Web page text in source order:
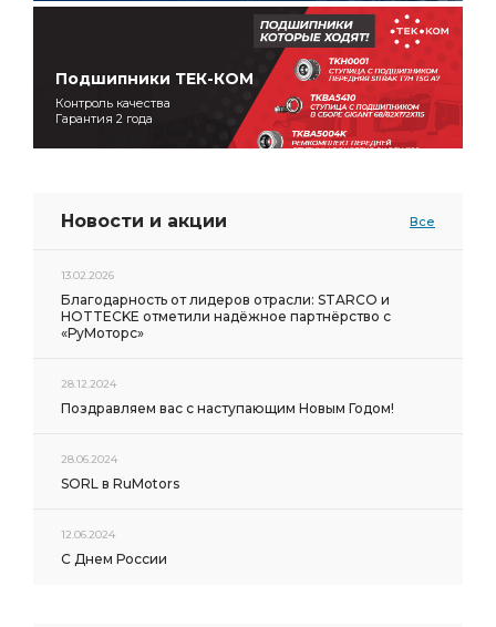
Подшипники ТЕК-КОМ
Контроль качества
Гарантия 2 года
Новости и акции Все
13.02.2026
Благодарность от лидеров отрасли: STARCO и
HOTTECKE отметили надёжное партнёрство с
«РуМоторс»
28.12.2024
Поздравляем вас с наступающим Новым Годом!
28.06.2024
SORL в RuMotors
12.06.2024
С Днем России